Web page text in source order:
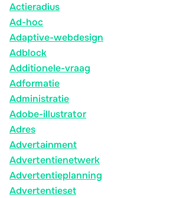
Actieradius
Ad-hoc
Adaptive-webdesign
Adblock
Additionele-vraag
Adformatie
Administratie
Adobe-illustrator
Adres
Advertainment
Advertentienetwerk
Advertentieplanning
Advertentieset